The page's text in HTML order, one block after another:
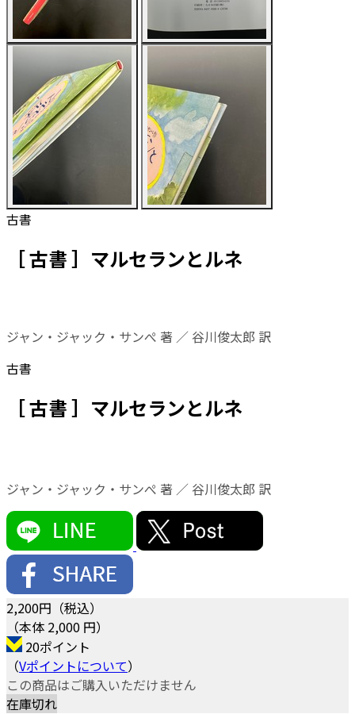
古書
［ 古書 ］マルセランとルネ
ジャン・ジャック・サンぺ 著 ／ 谷川俊太郎 訳
古書
［ 古書 ］マルセランとルネ
ジャン・ジャック・サンぺ 著 ／ 谷川俊太郎 訳
2,200円（税込）
（本体 2,000 円）
20ポイント
（Vポイントについて）
この商品はご購入いただけません
在庫切れ